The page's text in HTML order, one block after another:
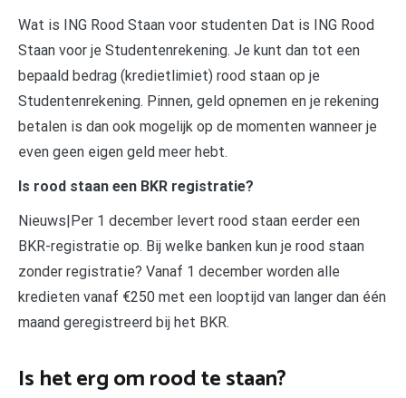
Wat is ING Rood Staan voor studenten Dat is ING Rood
Staan voor je Studentenrekening. Je kunt dan tot een
bepaald bedrag (kredietlimiet) rood staan op je
Studentenrekening. Pinnen, geld opnemen en je rekening
betalen is dan ook mogelijk op de momenten wanneer je
even geen eigen geld meer hebt.
Is rood staan een BKR registratie?
Nieuws|Per 1 december levert rood staan eerder een
BKR-registratie op. Bij welke banken kun je rood staan
zonder registratie? Vanaf 1 december worden alle
kredieten vanaf €250 met een looptijd van langer dan één
maand geregistreerd bij het BKR.
Is het erg om rood te staan?